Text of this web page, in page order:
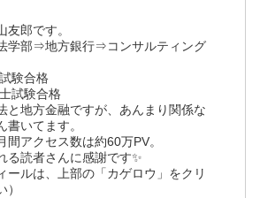
友郎です。
学部⇒地方銀行⇒コンサルティング
験合格
試験合格
と地方金融ですが、あんまり関係な
書いてます。
間アクセス数は約60万PV。
る読者さんに感謝です✨
ールは、上部の「カゲロウ」をクリ